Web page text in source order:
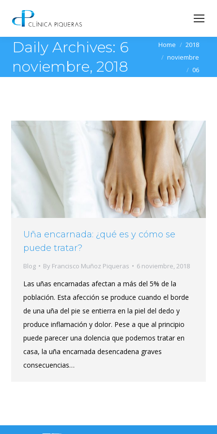
Daily Archives: 6
noviembre, 2018
You are here:
Home
2018
noviembre
06
Uña encarnada: ¿qué es y cómo se
puede tratar?
Blog By Francisco Muñoz Piqueras 6 noviembre, 2018
Las uñas encarnadas afectan a más del 5% de la
población. Esta afección se produce cuando el borde
de una uña del pie se entierra en la piel del dedo y
produce inflamación y dolor. Pese a que al principio
puede parecer una dolencia que podemos tratar en
casa, la uña encarnada desencadena graves
consecuencias…